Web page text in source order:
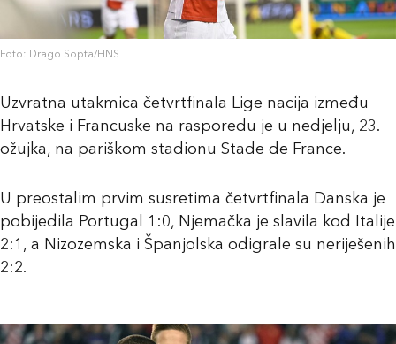
Foto: Drago Sopta/HNS
Uzvratna utakmica četvrtfinala Lige nacija između
Hrvatske i Francuske na rasporedu je u nedjelju, 23.
ožujka, na pariškom stadionu Stade de France.
U preostalim prvim susretima četvrtfinala Danska je
pobijedila Portugal 1:0, Njemačka je slavila kod Italije
2:1, a Nizozemska i Španjolska odigrale su neriješenih
2:2.